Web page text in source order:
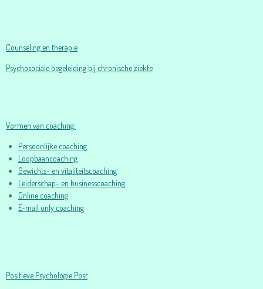
Counseling en therapie
Psychosociale begeleiding bij chronische ziekte
Vormen van coaching:
Persoonlijke coaching
Loopbaancoaching
Gewichts- en vitaliteitscoaching
Leiderschap- en businesscoaching
Online coaching
E-mail only coaching
Positieve Psychologie Post